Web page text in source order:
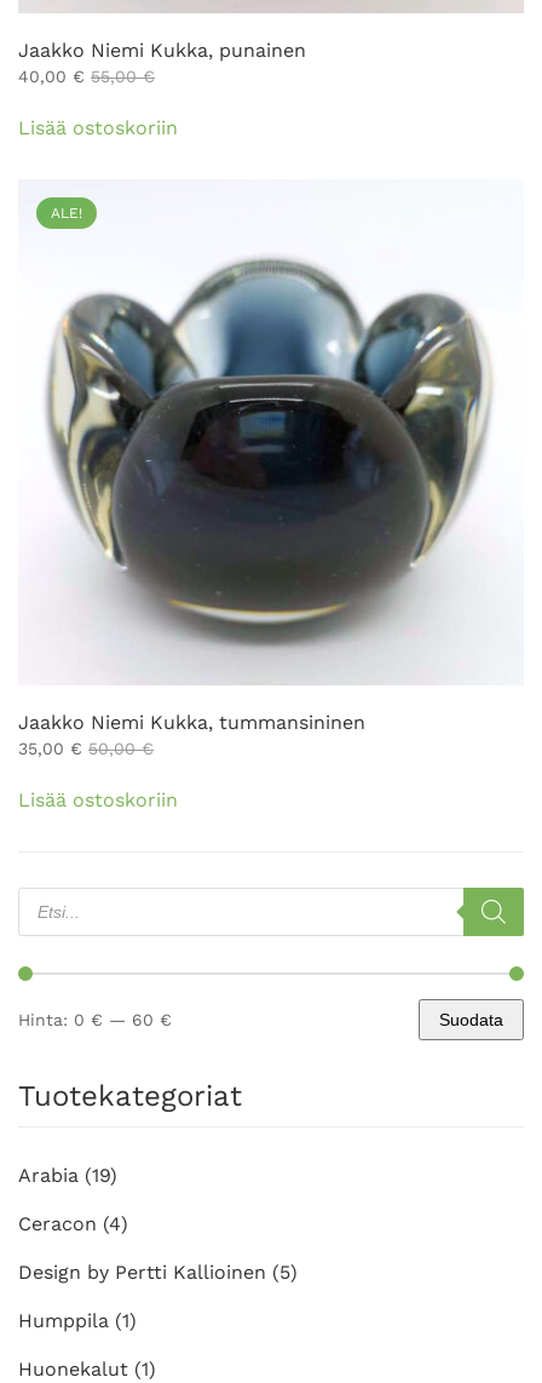
Jaakko Niemi Kukka, punainen
40,00 € 55,00€
Lisää ostoskoriin
ALE!
Jaakko Niemi Kukka, tummansininen
35,00 € 50,00€
Lisää ostoskoriin
Products
search
Minimihinta
Maksimihinta
Suodata
Hinta: 0 € — 60 €
Tuotekategoriat
Arabia (19)
Ceracon (4)
Design by Pertti Kallioinen (5)
Humppila (1)
Huonekalut (1)